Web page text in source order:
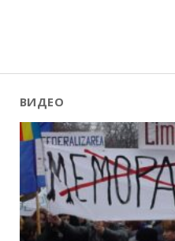
ВИДЕО